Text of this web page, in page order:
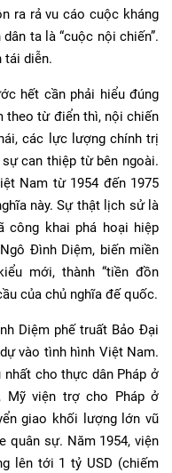
ra rả vu cáo cuộc kháng
ta là “cuộc nội chiến”.
tái diễn.
hết cần phải hiểu đúng
theo từ điển thì, nội chiến
các lực lượng chính trị
can thiệp từ bên ngoài.
Nam từ 1954 đến 1975
này. Sự thật lịch sử là
công khai phá hoại hiệp
Đình Diệm, biến miền
mới, thành “tiền đồn
của chủ nghĩa đế quốc.
Diệm phế truất Bảo Đại
vào tình hình Việt Nam.
cho thực dân Pháp ở
Mỹ viện trợ cho Pháp ở
giao khối lượng lớn vũ
quân sự. Năm 1954, viện
lên tới 1 tỷ USD (chiếm